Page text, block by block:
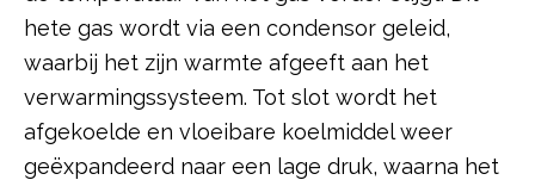
hete gas wordt via een condensor geleid,
waarbij het zijn warmte afgeeft aan het
verwarmingssysteem. Tot slot wordt het
afgekoelde en vloeibare koelmiddel weer
geëxpandeerd naar een lage druk, waarna het